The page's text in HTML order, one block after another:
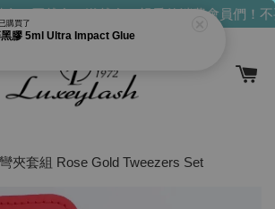
！買越多，送越多！親愛的消費會員們！不
夾套組 Rose Gold Tweezers Set
膠 5ml Ultra Impact Glue